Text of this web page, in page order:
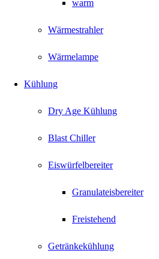
warm
Wärmestrahler
Wärmelampe
Kühlung
Dry Age Kühlung
Blast Chiller
Eiswürfelbereiter
Granulateisbereiter
Freistehend
Getränkekühlung